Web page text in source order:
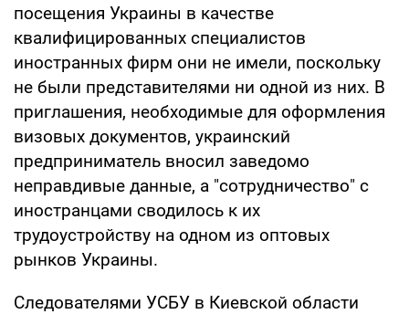
посещения Украины в качестве
квалифицированных специалистов
иностранных фирм они не имели, поскольку
не были представителями ни одной из них. В
приглашения, необходимые для оформления
визовых документов, украинский
предприниматель вносил заведомо
неправдивые данные, а "сотрудничество" с
иностранцами сводилось к их
трудоустройству на одном из оптовых
рынков Украины.
Следователями УСБУ в Киевской области